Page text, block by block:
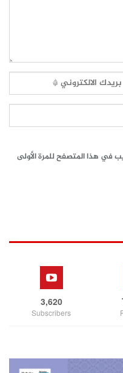
في هذا المتصفح للمرة الأولى
3,620
Subscribers